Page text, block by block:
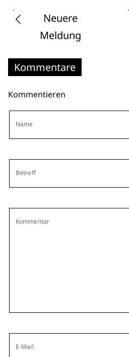
Neuere
Meldung
Kommentare
Kommentieren
Name
Betreff
Kommentar
E-Mail